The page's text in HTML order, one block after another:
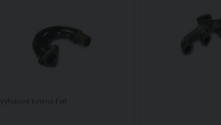
Výfukové koleno Fiat